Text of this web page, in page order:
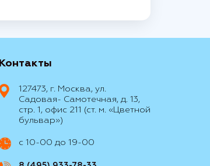
Контакты
127473, г. Москва, ул.
Садовая- Самотечная, д. 13,
стр. 1, офис 211 (ст. м. «Цветной
бульвар»)
с 10-00 до 19-00